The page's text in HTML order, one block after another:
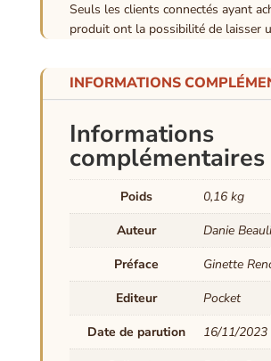
Seuls les clients connectés ayant
produit ont la possibilité de laisser
INFORMATIONS
Informations
complémentaires
Poids
0,16 kg
Auteur
Danie
Préface
Ginette
Editeur
Pocket
Date de parution
16/11/2023